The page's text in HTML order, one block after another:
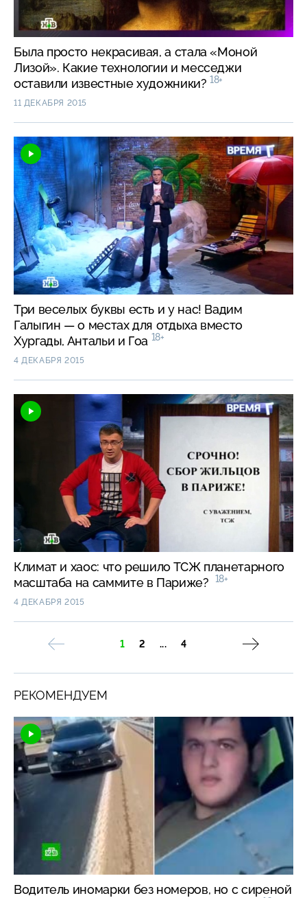
Была просто некрасивая, а стала «Моной
Лизой». Какие технологии и месседжи
оставили известные художники? 18+
11 ДЕКАБРЯ 2015
Три веселых буквы есть и у нас! Вадим
Галыгин — о местах для отдыха вместо
Хургады, Антальи и Гоа 18+
4 ДЕКАБРЯ 2015
Климат и хаос: что решило ТСЖ планетарного
масштаба на саммите в Париже?
18+
4 ДЕКАБРЯ 2015
1 2 ... 4
РЕКОМЕНДУЕМ
Водитель иномарки без номеров, но с сиреной